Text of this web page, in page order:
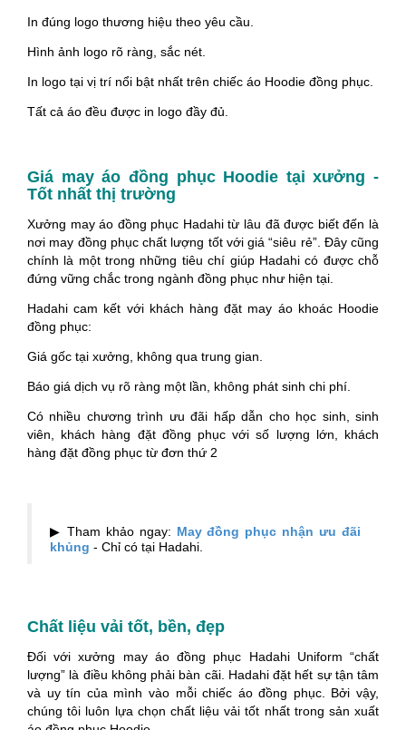
In đúng logo thương hiệu theo yêu cầu.
Hình ảnh logo rõ ràng, sắc nét.
In logo tại vị trí nổi bật nhất trên chiếc áo Hoodie đồng phục.
Tất cả áo đều được in logo đầy đủ.
Giá may áo đồng phục Hoodie tại xưởng -
Tốt nhất thị trường
Xưởng may áo đồng phục Hadahi từ lâu đã được biết đến là
nơi may đồng phục chất lượng tốt với giá “siêu rẻ”. Đây cũng
chính là một trong những tiêu chí giúp Hadahi có được chỗ
đứng vững chắc trong ngành đồng phục như hiện tại.
Hadahi cam kết với khách hàng đặt may áo khoác Hoodie
đồng phục:
Giá gốc tại xưởng, không qua trung gian.
Báo giá dịch vụ rõ ràng một lần, không phát sinh chi phí.
Có nhiều chương trình ưu đãi hấp dẫn cho học sinh, sinh
viên, khách hàng đặt đồng phục với số lượng lớn, khách
hàng đặt đồng phục từ đơn thứ 2
▶ Tham khảo ngay: May đồng phục nhận ưu đãi
khủng - Chỉ có tại Hadahi.
Chất liệu vải tốt, bền, đẹp
Đối với xưởng may áo đồng phục Hadahi Uniform “chất
lượng” là điều không phải bàn cãi. Hadahi đặt hết sự tận tâm
và uy tín của mình vào mỗi chiếc áo đồng phục. Bởi vậy,
chúng tôi luôn lựa chọn chất liệu vải tốt nhất trong sản xuất